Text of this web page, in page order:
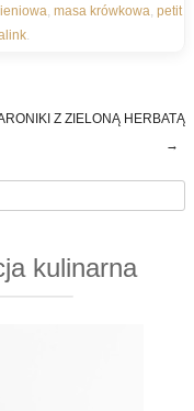
masa krówkowa petit
Z ZIELONĄ HERBATĄ
→
kulinarna